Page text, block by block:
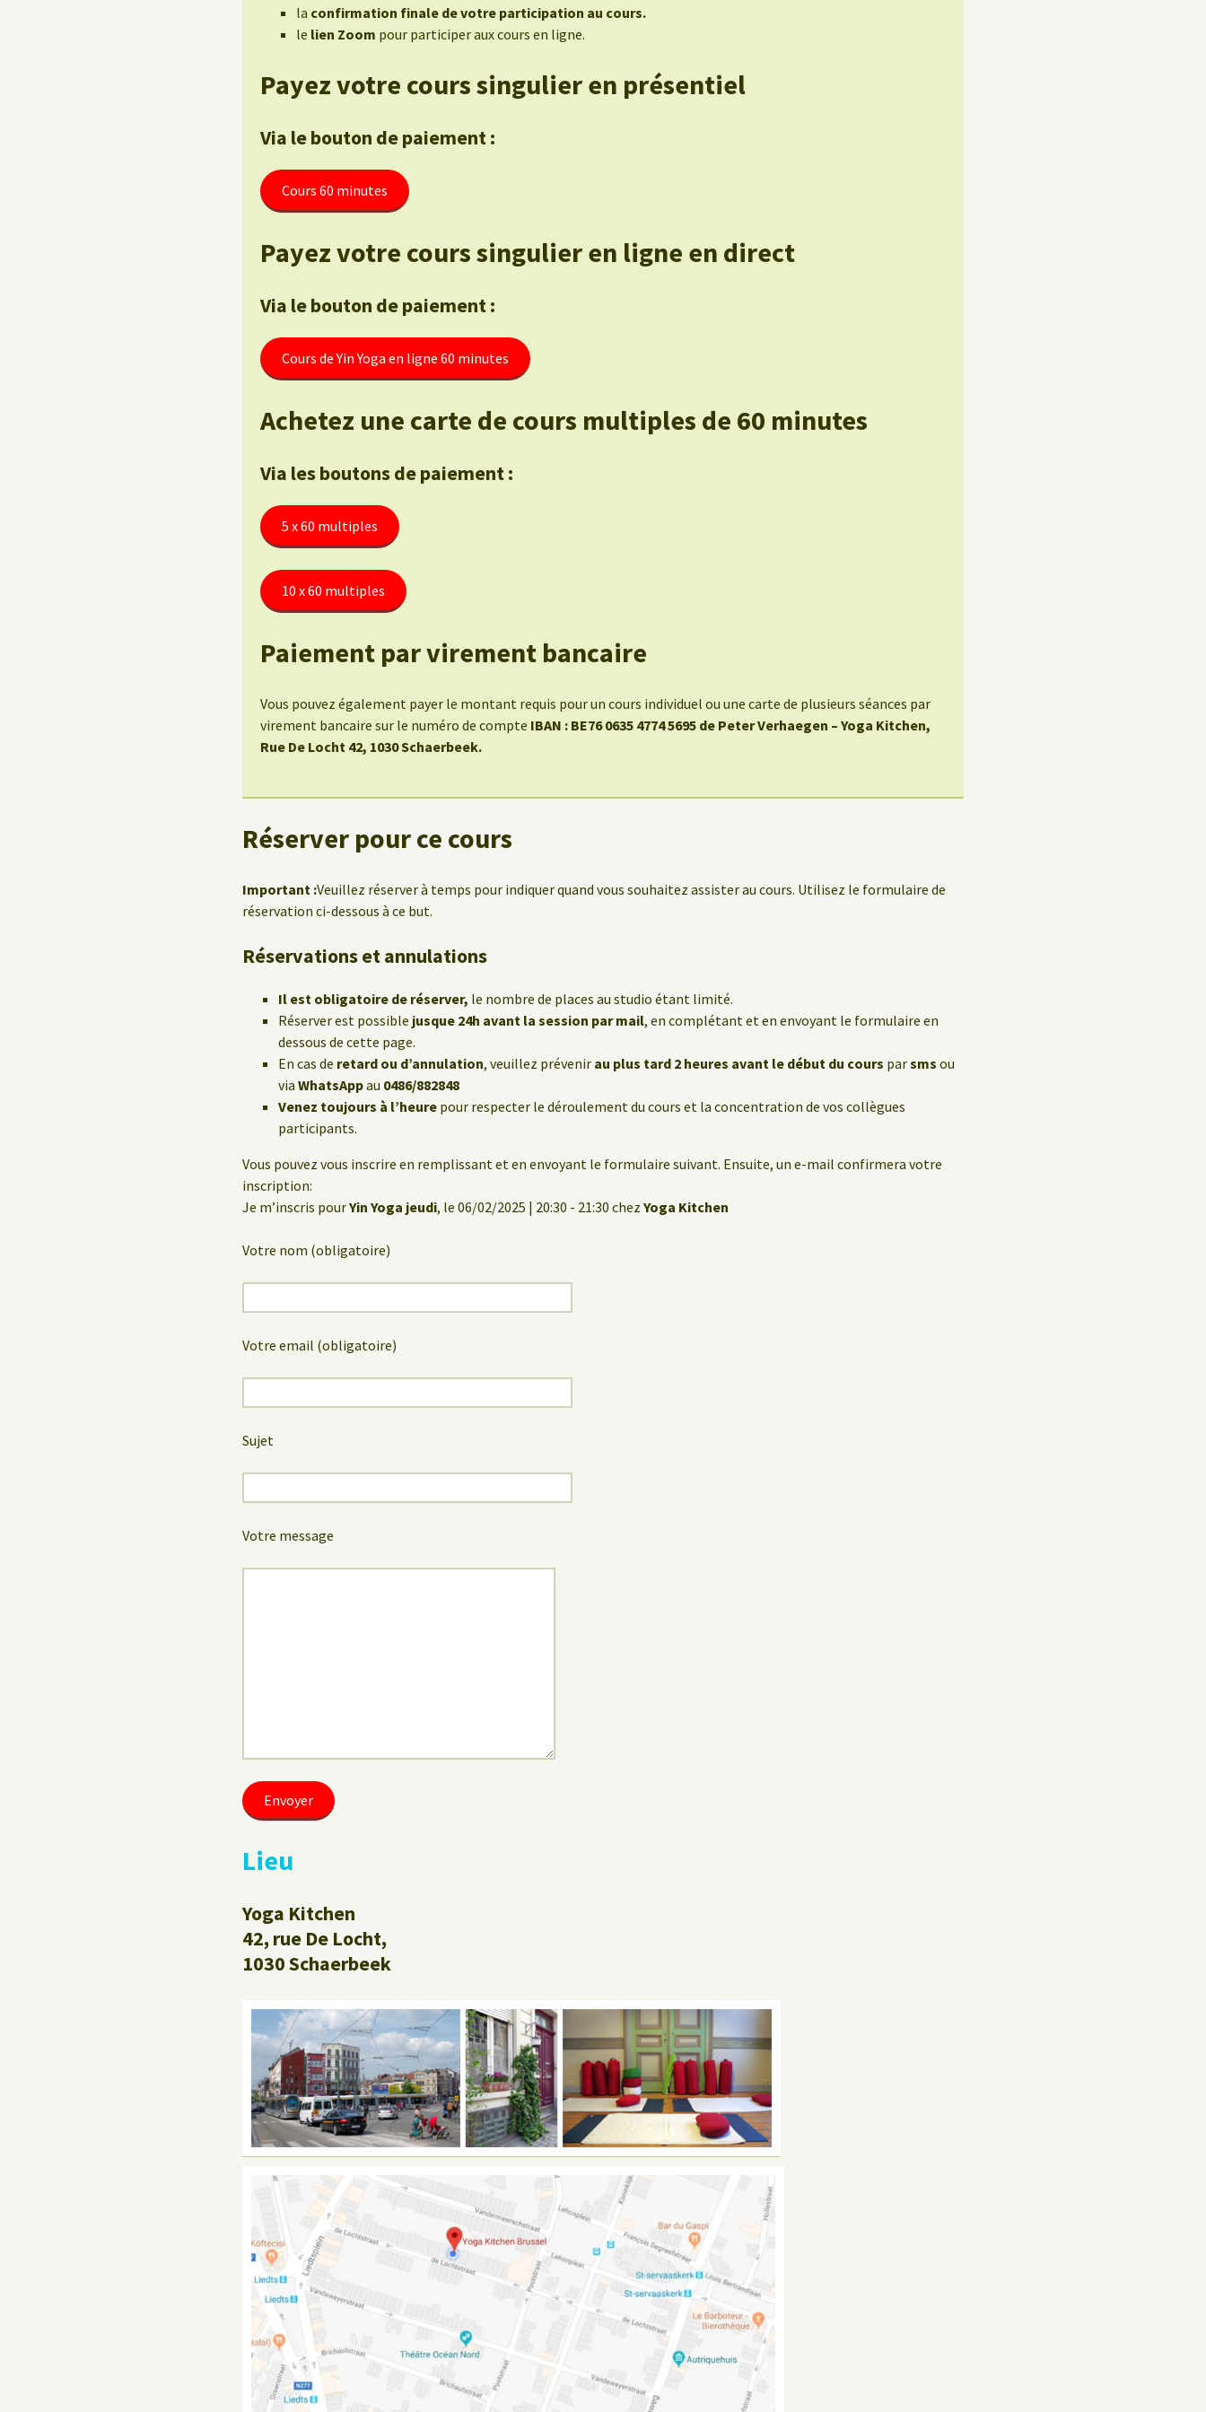
la confirmation finale de votre participation au cours.
le lien Zoom pour participer aux cours en ligne.
Payez votre cours singulier en présentiel
Via le bouton de paiement :
Cours 60 minutes
Payez votre cours singulier en ligne en direct
Via le bouton de paiement :
Cours de Yin Yoga en ligne 60 minutes
Achetez une carte de cours multiples de 60 minutes
Via les boutons de paiement :
5 x 60 multiples
10 x 60 multiples
Paiement par virement bancaire
Vous pouvez également payer le montant requis pour un cours individuel ou une carte de plusieurs séances par
virement bancaire sur le numéro de compte IBAN : BE76 0635 4774 5695 de Peter Verhaegen – Yoga Kitchen,
Rue De Locht 42, 1030 Schaerbeek.
Réserver pour ce cours
Important :Veuillez réserver à temps pour indiquer quand vous souhaitez assister au cours. Utilisez le formulaire de
réservation ci-dessous à ce but.
Réservations et annulations
Il est obligatoire de réserver, le nombre de places au studio étant limité.
Réserver est possible jusque 24h avant la session par mail, en complétant et en envoyant le formulaire en
dessous de cette page.
En cas de retard ou d’annulation, veuillez prévenir au plus tard 2 heures avant le début du cours parsms ou
via WhatsAppau 0486/882848
Venez toujours à l’heure pour respecter le déroulement du cours et la concentration de vos collègues
participants.
Vous pouvez vous inscrire en remplissant et en envoyant le formulaire suivant. Ensuite, un e-mail confirmera votre
inscription:
Je m’inscris pourYin Yoga jeudi, le 06/02/2025 | 20:30 - 21:30 chez Yoga Kitchen
Votre nom (obligatoire)
Votre email (obligatoire)
Sujet
Votre message
Lieu
Yoga Kitchen
42, rue De Locht,
1030 Schaerbeek